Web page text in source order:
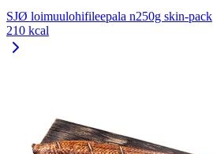
SJØ loimuulohifileepala n250g skin-pack
210 kcal